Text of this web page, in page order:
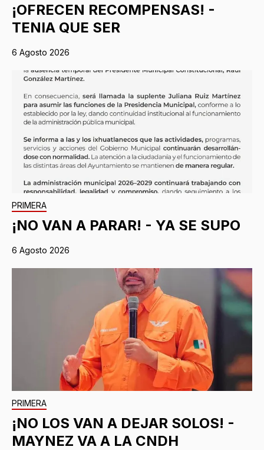
¡OFRECEN RECOMPENSAS! -
TENIA QUE SER
6 Agosto 2026
PRIMERA
¡NO VAN A PARAR! - YA SE SUPO
6 Agosto 2026
PRIMERA
¡NO LOS VAN A DEJAR SOLOS! -
MAYNEZ VA A LA CNDH